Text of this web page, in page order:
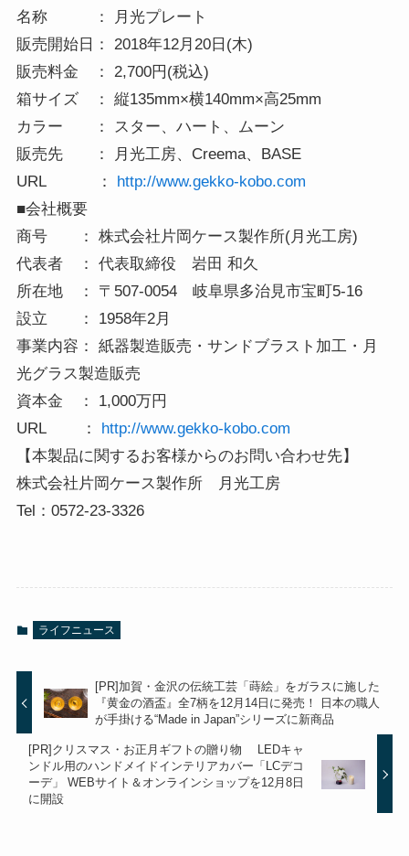
名称 ： 月光プレート
販売開始日： 2018年12月20日(木)
販売料金 ： 2,700円(税込)
箱サイズ ： 縦135mm×横140mm×高25mm
カラー ： スター、ハート、ムーン
販売先 ： 月光工房、Creema、BASE
URL ：
http://www.gekko-kobo.com
■会社概要
商号 ： 株式会社片岡ケース製作所(月光工房)
代表者 ： 代表取締役 岩田 和久
所在地 ： 〒507-0054 岐阜県多治見市宝町5-16
設立 ： 1958年2月
事業内容： 紙器製造販売・サンドブラスト加工・月
光グラス製造販売
資本金 ： 1,000万円
URL ：
http://www.gekko-kobo.com
【本製品に関するお客様からのお問い合わせ先】
株式会社片岡ケース製作所 月光工房
Tel：0572-23-3326
ライフニュース
[PR]加賀・金沢の伝統工芸「蒔絵」をガラスに施した
『黄金の酒盃』全7柄を12月14日に発売！ 日本の職人
が手掛ける“Made in Japan”シリーズに新商品
[PR]クリスマス・お正月ギフトの贈り物 LEDキャ
ンドル用のハンドメイドインテリアカバー「LCデコ
ーデ」 WEBサイト＆オンラインショップを12月8日
に開設